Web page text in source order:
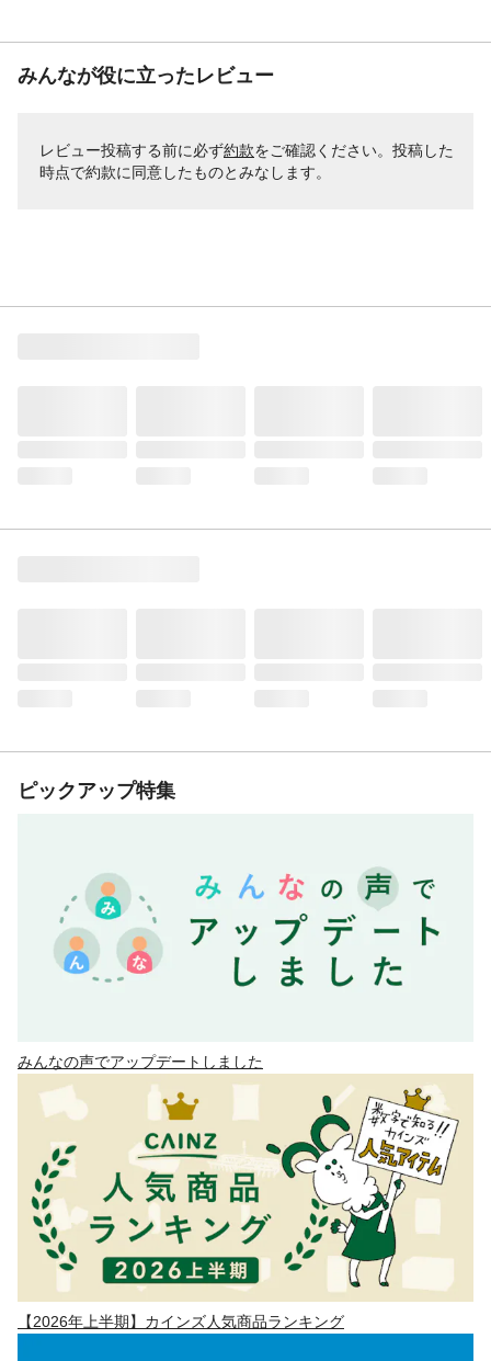
みんなが役に立ったレビュー
レビュー投稿する前に必ず約款をご確認ください。投稿した
時点で約款に同意したものとみなします。
ピックアップ特集
みんなの声でアップデートしました
【2026年上半期】カインズ人気商品ランキング